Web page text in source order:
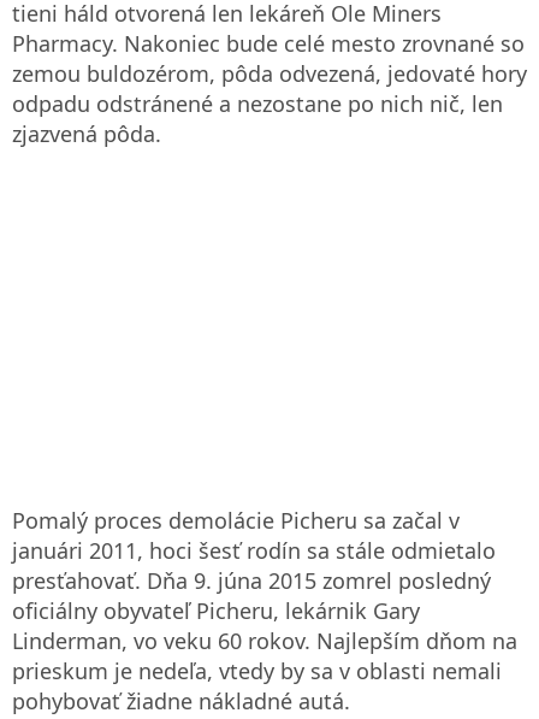
tieni háld otvorená len lekáreň Ole Miners
Pharmacy. Nakoniec bude celé mesto zrovnané so
zemou buldozérom, pôda odvezená, jedovaté hory
odpadu odstránené a nezostane po nich nič, len
zjazvená pôda.
Pomalý proces demolácie Picheru sa začal v
januári 2011, hoci šesť rodín sa stále odmietalo
presťahovať. Dňa 9. júna 2015 zomrel posledný
oficiálny obyvateľ Picheru, lekárnik Gary
Linderman, vo veku 60 rokov. Najlepším dňom na
prieskum je nedeľa, vtedy by sa v oblasti nemali
pohybovať žiadne nákladné autá.